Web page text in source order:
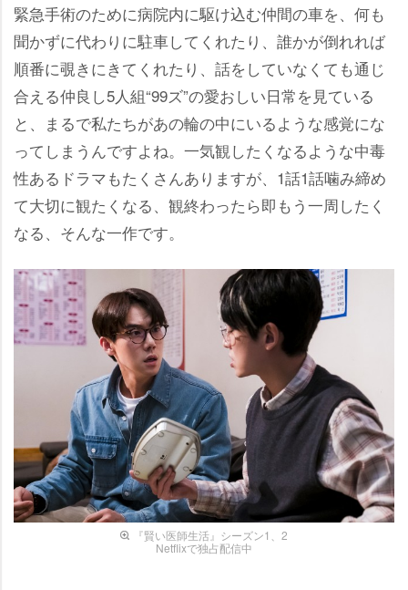
緊急手術のために病院内に駆け込む仲間の車を、何も
聞かずに代わりに駐車してくれたり、誰かが倒れれば
順番に覗きにきてくれたり、話をしていなくても通じ
合える仲良し5人組“99ズ”の愛おしい日常を見ている
と、まるで私たちがあの輪の中にいるような感覚にな
ってしまうんですよね。一気観したくなるような中毒
性あるドラマもたくさんありますが、1話1話噛み締め
て大切に観たくなる、観終わったら即もう一周したく
なる、そんな一作です。
『賢い医師生活』シーズン1、2
Netflixで独占配信中